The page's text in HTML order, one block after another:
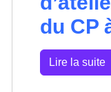
du CP
Lire la suite